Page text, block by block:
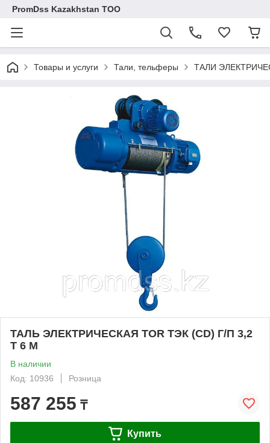
PromDss Kazakhstan TOO
Товары и услуги Тали, тельферы ТАЛИ
ТАЛЬ ЭЛЕКТРИЧЕСКАЯ TOR ТЭК (CD) Г/П 3,2
Т 6 М
В наличии
Код: 10936
Розница
587 255 ₸
Купить